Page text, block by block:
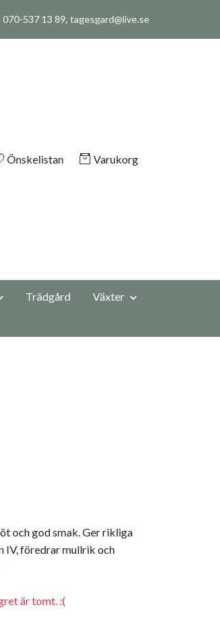
070-537 13 89, tagesgard@live.se
Önskelistan Varukorg
Trädgård
Växter
och god smak. Ger rikliga
IV, föredrar mullrik och
är tomt. :(